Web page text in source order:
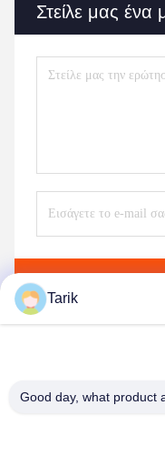
Στείλε μας ένα
Tarik
Good day, what product